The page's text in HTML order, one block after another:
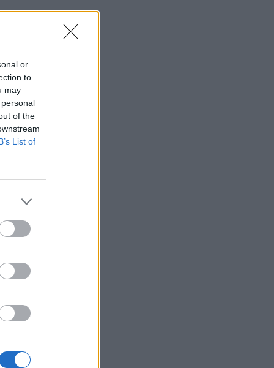
or
to
may
of the
List of
des
à